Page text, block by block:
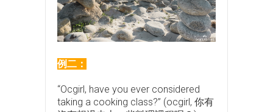
例二：
“Ocgirl, have you ever considered
taking a cooking class?” (ocgirl, 你有